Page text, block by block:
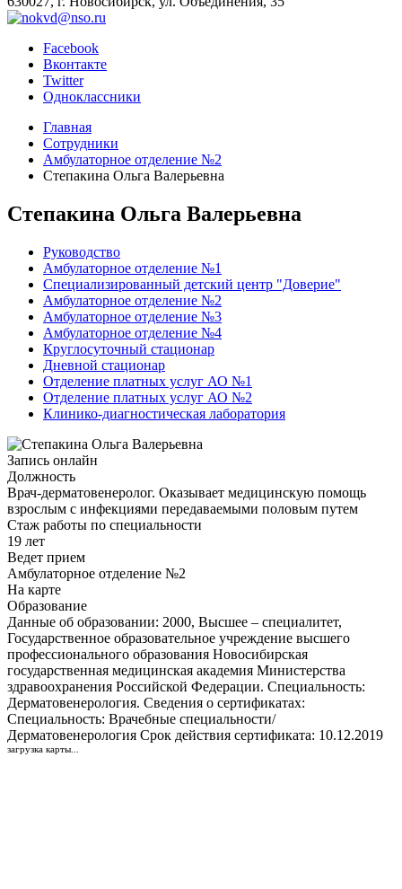
Facebook
Вконтакте
Twitter
Одноклассники
Главная
Сотрудники
Амбулаторное отделение №2
Степакина Ольга Валерьевна
Степакина Ольга Валерьевна
Руководство
Амбулаторное отделение №1
Специализированный детский центр "Доверие"
Амбулаторное отделение №2
Амбулаторное отделение №3
Амбулаторное отделение №4
Круглосуточный стационар
Дневной стационар
Отделение платных услуг АО №1
Отделение платных услуг АО №2
Клинико-диагностическая лаборатория
Запись онлайн
Должность
Врач-дерматовенеролог. Оказывает медицинскую помощь
взрослым с инфекциями передаваемыми половым путем
Стаж работы по специальности
19 лет
Ведет прием
Амбулаторное отделение №2
На карте
Образование
Данные об образовании: 2000, Высшее – специалитет,
Государственное образовательное учреждение высшего
профессионального образования Новосибирская
государственная медицинская академия Министерства
здравоохранения Российской Федерации. Специальность:
Дерматовенерология. Сведения о сертификатах:
Специальность: Врачебные специальности/
Дерматовенерология Срок действия сертификата: 10.12.2019
загрузка карты...